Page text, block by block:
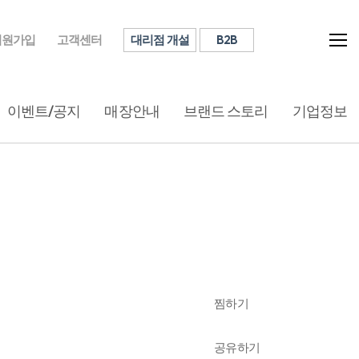
가입 고객센터 대리점 개설 B2B
이벤트/공지 매장안내 브랜드 스토리 기업정보
찜하기
공유하기